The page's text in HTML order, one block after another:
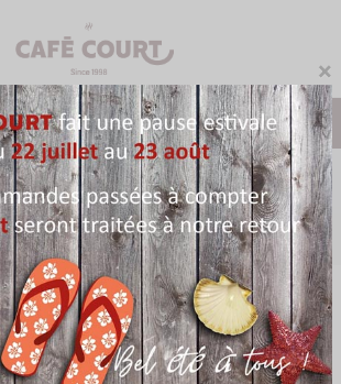
0
Aroma Mio Robusto Vergnano - Café Grains
×